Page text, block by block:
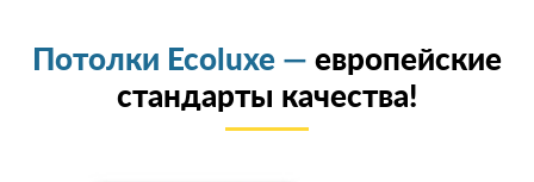
Потолки Ecoluxe — европейские
стандарты качества!